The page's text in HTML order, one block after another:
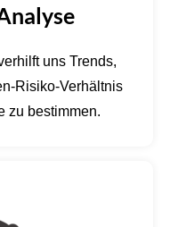
uns Trends,
Risiko-Verhältnis
zu bestimmen.